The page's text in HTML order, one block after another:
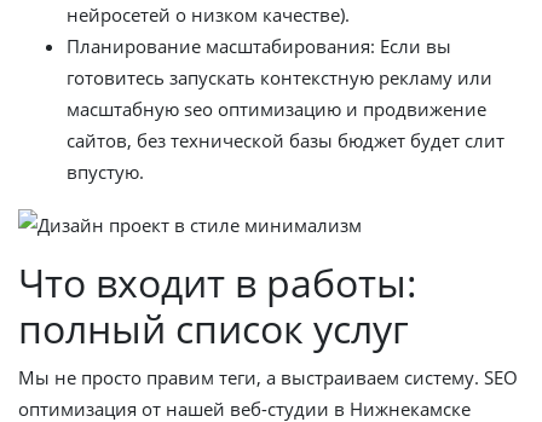
нейросетей о низком качестве).
Планирование масштабирования: Если вы
готовитесь запускать контекстную рекламу или
масштабную seo оптимизацию и продвижение
сайтов, без технической базы бюджет будет слит
впустую.
Что входит в работы:
полный список услуг
Мы не просто правим теги, а выстраиваем систему. SEO
оптимизация от нашей веб-студии в Нижнекамске